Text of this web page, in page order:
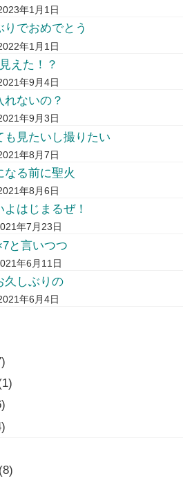
年1月1日
りでおめでとう
年1月1日
見えた！？
年9月4日
れないの？
年9月3日
も見たいし撮りたい
年8月7日
なる前に聖火
年8月6日
よはじまるぜ！
年7月23日
と言いつつ
年6月11日
久しぶりの
年6月4日
(8)